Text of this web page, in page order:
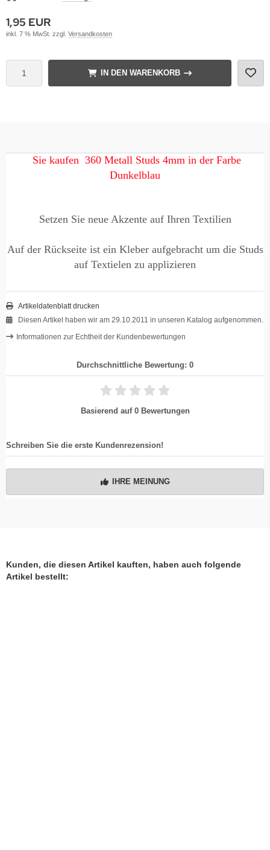
1,95 EUR
inkl. 7 % MwSt. zzgl. Versandkosten
IN DEN WARENKORB
Sie kaufen 360 Metall Studs 4mm in der Farbe
Dunkelblau
Setzen Sie neue Akzente auf Ihren Textilien
Auf der Rückseite ist ein Kleber aufgebracht um die Studs
auf Textielen zu applizieren
Artikeldatenblatt drucken
Diesen Artikel haben wir am 29.10.2011 in unseren Katalog aufgenommen.
Informationen zur Echtheit der Kundenbewertungen
Durchschnittliche Bewertung: 0
Basierend auf 0 Bewertungen
Schreiben Sie die erste Kundenrezension!
IHRE MEINUNG
Kunden, die diesen Artikel kauften, haben auch folgende
Artikel bestellt: